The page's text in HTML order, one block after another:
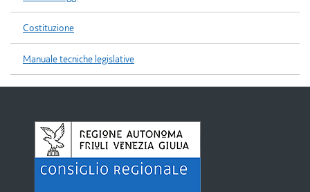
Costituzione
Manuale tecniche legislative